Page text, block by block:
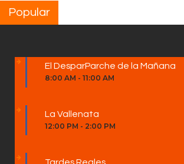
Popular
El DesparParche de la Mañana
8:00 AM - 11:00 AM
La Vallenata
12:00 PM - 2:00 PM